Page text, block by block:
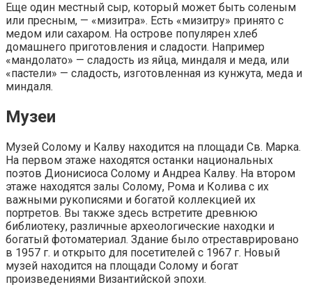
Еще один местный сыр, который может быть соленым
или пресным, — «мизитра». Есть «мизитру» принято с
медом или сахаром. На острове популярен хлеб
домашнего приготовления и сладости. Например
«мандолато» — сладость из яйца, миндаля и меда, или
«пастели» — сладость, изготовленная из кунжута, меда и
миндаля.
Музеи
Музей Солому и Калву находится на площади Св. Марка.
На первом этаже находятся останки национальных
поэтов Дионисиоса Солому и Андреа Калву. На втором
этаже находятся залы Солому, Рома и Колива с их
важными рукописями и богатой коллекцией их
портретов. Вы также здесь встретите древнюю
библиотеку, различные археологические находки и
богатый фотоматериал. Здание было отреставрировано
в 1957 г. и открыто для посетителей с 1967 г. Новый
музей находится на площади Солому и богат
произведениями Византийской эпохи.